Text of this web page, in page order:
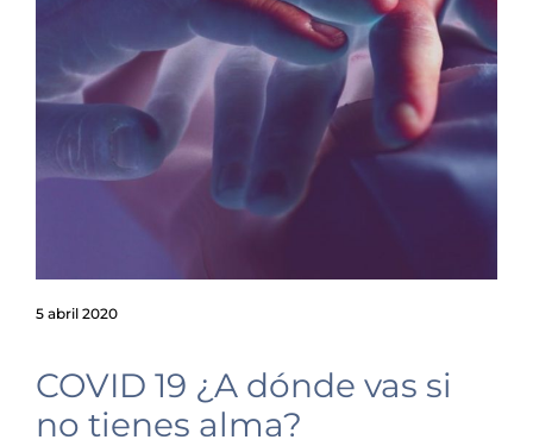
5 abril 2020
COVID 19 ¿A dónde vas si
no tienes alma?